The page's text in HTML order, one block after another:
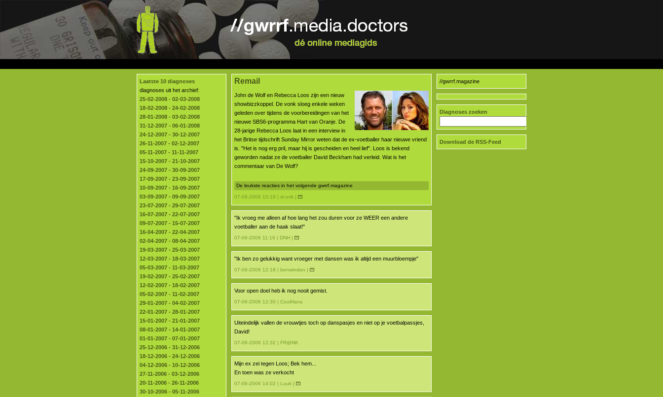
Laatste 10 diagnoses
diagnoses uit het archief:
25-02-2008 - 02-03-2008
18-02-2008 - 24-02-2008
28-01-2008 - 03-02-2008
31-12-2007 - 06-01-2008
24-12-2007 - 30-12-2007
26-11-2007 - 02-12-2007
05-11-2007 - 11-11-2007
15-10-2007 - 21-10-2007
24-09-2007 - 30-09-2007
17-09-2007 - 23-09-2007
10-09-2007 - 16-09-2007
03-09-2007 - 09-09-2007
23-07-2007 - 29-07-2007
16-07-2007 - 22-07-2007
09-07-2007 - 15-07-2007
16-04-2007 - 22-04-2007
02-04-2007 - 08-04-2007
19-03-2007 - 25-03-2007
12-03-2007 - 18-03-2007
05-03-2007 - 11-03-2007
19-02-2007 - 25-02-2007
12-02-2007 - 18-02-2007
05-02-2007 - 11-02-2007
29-01-2007 - 04-02-2007
22-01-2007 - 28-01-2007
15-01-2007 - 21-01-2007
08-01-2007 - 14-01-2007
01-01-2007 - 07-01-2007
25-12-2006 - 31-12-2006
18-12-2006 - 24-12-2006
04-12-2006 - 10-12-2006
27-11-2006 - 03-12-2006
20-11-2006 - 26-11-2006
30-10-2006 - 05-11-2006
Remail
John de Wolf en Rebecca Loos zijn een nieuw
showbizzkoppel. De vonk sloeg enkele weken
geleden over tijdens de voorbereidingen van het
nieuwe SBS6-programma Hart van Oranje. De
28-jarige Rebecca Loos laat in een interview in
het Britse tijdschrift Sunday Mirror weten dat de ex-voetballer haar nieuwe vriend
is. "Het is nog erg pril, maar hij is gescheiden en heel lief". Loos is bekend
geworden nadat ze de voetballer David Beckham had verleid. Wat is het
commentaar van De Wolf?
De leukste reacties in het volgende gwrrf.magazine
07-06-2006 10:19 | dr.erik |
"Ik vroeg me alleen af hoe lang het zou duren voor ze WEER een andere
voetballer aan de haak slaat!"
07-06-2006 11:16 | DNH |
"Ik ben zo gelukkig want vroeger met dansen was ik altijd een muurbloempje"
07-06-2006 12:18 | benwinden |
Voor open doel heb ik nog nooit gemist.
07-06-2006 12:30 | CoolHans
Uiteindelijk vallen de vrouwtjes toch op danspasjes en niet op je voetbalpassjes,
David!
07-06-2006 12:32 | FR@NK
Mijn ex zei tegen Loos; Bek hem...
En toen was ze verkocht
07-06-2006 14:02 | Luuk |
//gwrrf.magazine
Diagnoses zoeken
Download de RSS-Feed